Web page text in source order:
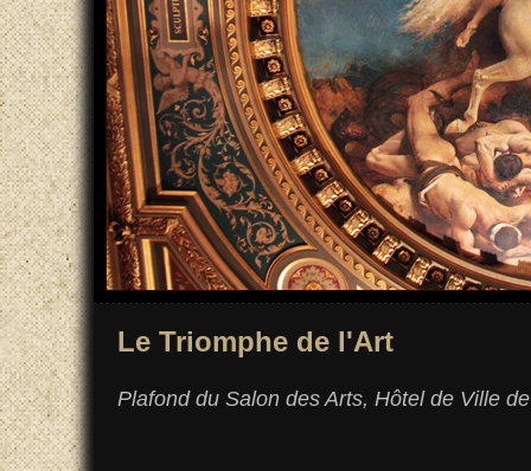
Le Triomphe de l'Art
Plafond du Salon des Arts, Hôtel de Ville